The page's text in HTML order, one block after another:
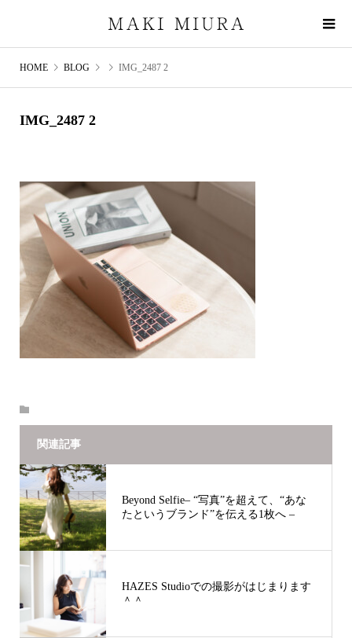
HOME BLOG IMG_2487 2
IMG_2487 2
関連記事
Beyond Selfie– “写真”を超えて、“あな
たというブランド”を伝える1枚へ –
HAZES Studioでの撮影がはじまります
＾＾